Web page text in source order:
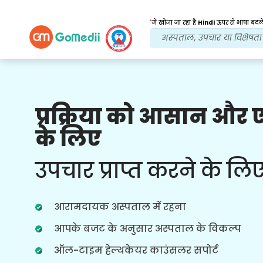
*में खोजा जा रहा है Hindiऊपर से भाषा
प्रक्रिया को आसान
के लिए
उपचार प्राप्त करने के
आरामदायक अस्पताल में रहना
आपके बजट के अनुसार अस्पताल के विकल्प
ऑल-टाइम हेल्थकेयर काउंसलर सपोर्ट
हमारे लाभ
बहुभाषी ऐप
आपकी उपचार यात्रा को बेहतर और सटीक रूप से
मॉनिटर और ट्रैक करने में आपकी सहायता करता